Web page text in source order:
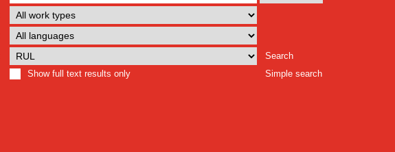
Search
Show full text results only
Simple search